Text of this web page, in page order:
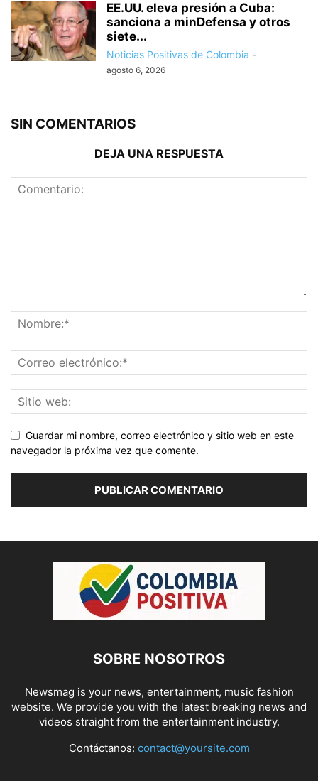
EE.UU. eleva presión a Cuba:
sanciona a minDefensa y otros
siete...
Noticias Positivas de Colombia -
agosto 6, 2026
SIN COMENTARIOS
DEJA UNA RESPUESTA
Guardar mi nombre, correo electrónico y sitio web en este
navegador la próxima vez que comente.
SOBRE NOSOTROS
Newsmag is your news, entertainment, music fashion
website. We provide you with the latest breaking news and
videos straight from the entertainment industry.
Contáctanos: contact@yoursite.com